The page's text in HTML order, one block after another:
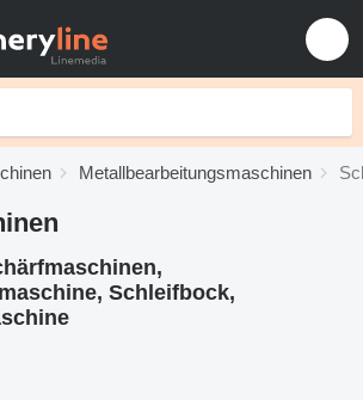
Metallbearbeitungsmaschinen
Schleifbock,